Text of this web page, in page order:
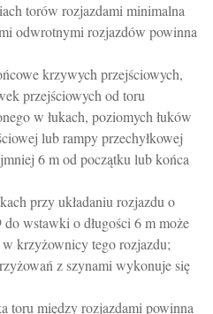
torów rozjazdami minimalna
odwrotnymi rozjazdów powinna
krzywych przejściowych,
przejściowych od toru
w łukach, poziomych łuków
lub rampy przechyłkowej
6 m od początku lub końca
przy układaniu rozjazdu o
wstawki o długości 6 m może
krzyżownicy tego rozjazdu;
z szynami wykonuje się
toru między rozjazdami powinna